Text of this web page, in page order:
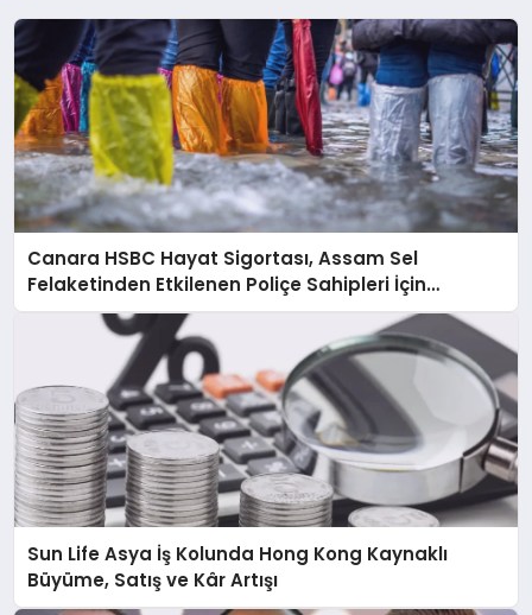
Canara HSBC Hayat Sigortası, Assam Sel
Felaketinden Etkilenen Poliçe Sahipleri İçin
Hızlandırılmış Hasar Süreci Başlattı
Sun Life Asya İş Kolunda Hong Kong Kaynaklı
Büyüme, Satış ve Kâr Artışı